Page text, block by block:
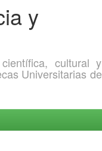
y
cultural y
Universitarias de